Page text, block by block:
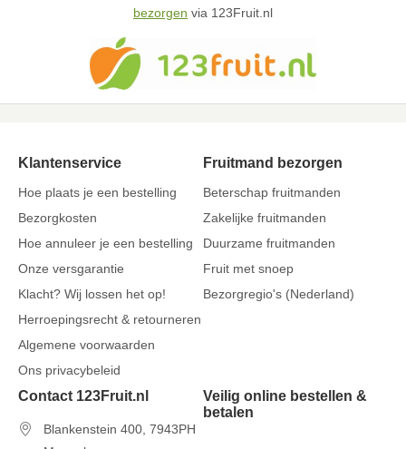
bezorgen via 123Fruit.nl
Klantenservice
Hoe plaats je een bestelling
Bezorgkosten
Hoe annuleer je een bestelling
Onze versgarantie
Klacht? Wij lossen het op!
Herroepingsrecht & retourneren
Algemene voorwaarden
Ons privacybeleid
Fruitmand bezorgen
Beterschap fruitmanden
Zakelijke fruitmanden
Duurzame fruitmanden
Fruit met snoep
Bezorgregio's (Nederland)
Contact 123Fruit.nl
Blankenstein 400, 7943PH
Veilig online bestellen &
betalen